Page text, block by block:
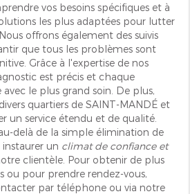
vos besoins spécifiques et à
les plus adaptées pour lutter
offrons également des suivis
que tous les problèmes sont
Grâce à l'expertise de nos
est précis et chaque
le plus grand soin. De plus,
quartiers de SAINT-MANDÉ et
un service étendu et de qualité.
delà de la simple élimination de
instaurer un climat de confiance et
clientèle. Pour obtenir de plus
ou pour prendre rendez-vous,
par téléphone ou via notre